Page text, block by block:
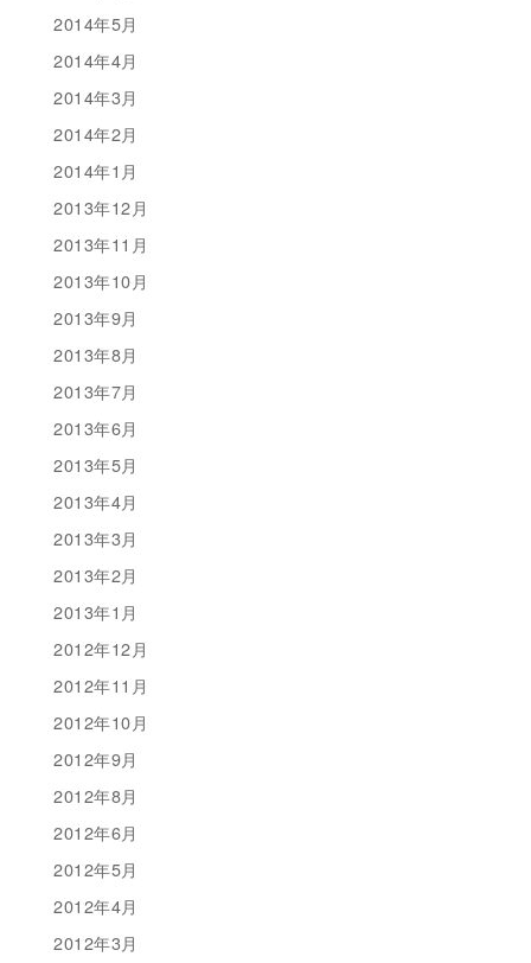
2014年5月
2014年4月
2014年3月
2014年2月
2014年1月
2013年12月
2013年11月
2013年10月
2013年9月
2013年8月
2013年7月
2013年6月
2013年5月
2013年4月
2013年3月
2013年2月
2013年1月
2012年12月
2012年11月
2012年10月
2012年9月
2012年8月
2012年6月
2012年5月
2012年4月
2012年3月